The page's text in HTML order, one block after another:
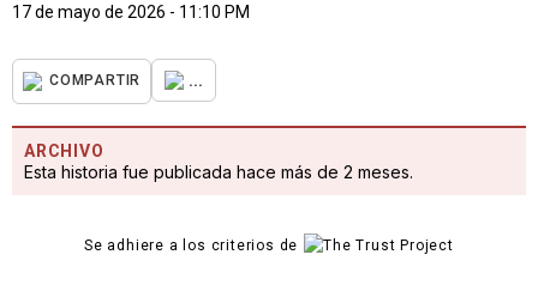
17 de mayo de 2026 - 11:10 PM
COMPARTIR ...
ARCHIVO
Esta historia fue publicada hace más de 2 meses.
Se adhiere a los criterios de